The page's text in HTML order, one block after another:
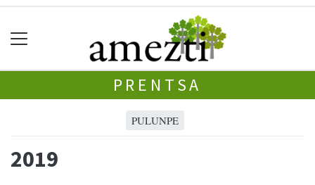
PRENTSA
PULUNPE
2019